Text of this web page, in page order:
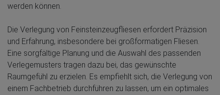
werden können.
Die Verlegung von Feinsteinzeugfliesen erfordert Präzision
und Erfahrung, insbesondere bei großformatigen Fliesen.
Eine sorgfältige Planung und die Auswahl des passenden
Verlegemusters tragen dazu bei, das gewünschte
Raumgefühl zu erzielen. Es empfiehlt sich, die Verlegung von
einem Fachbetrieb durchführen zu lassen, um ein optimales